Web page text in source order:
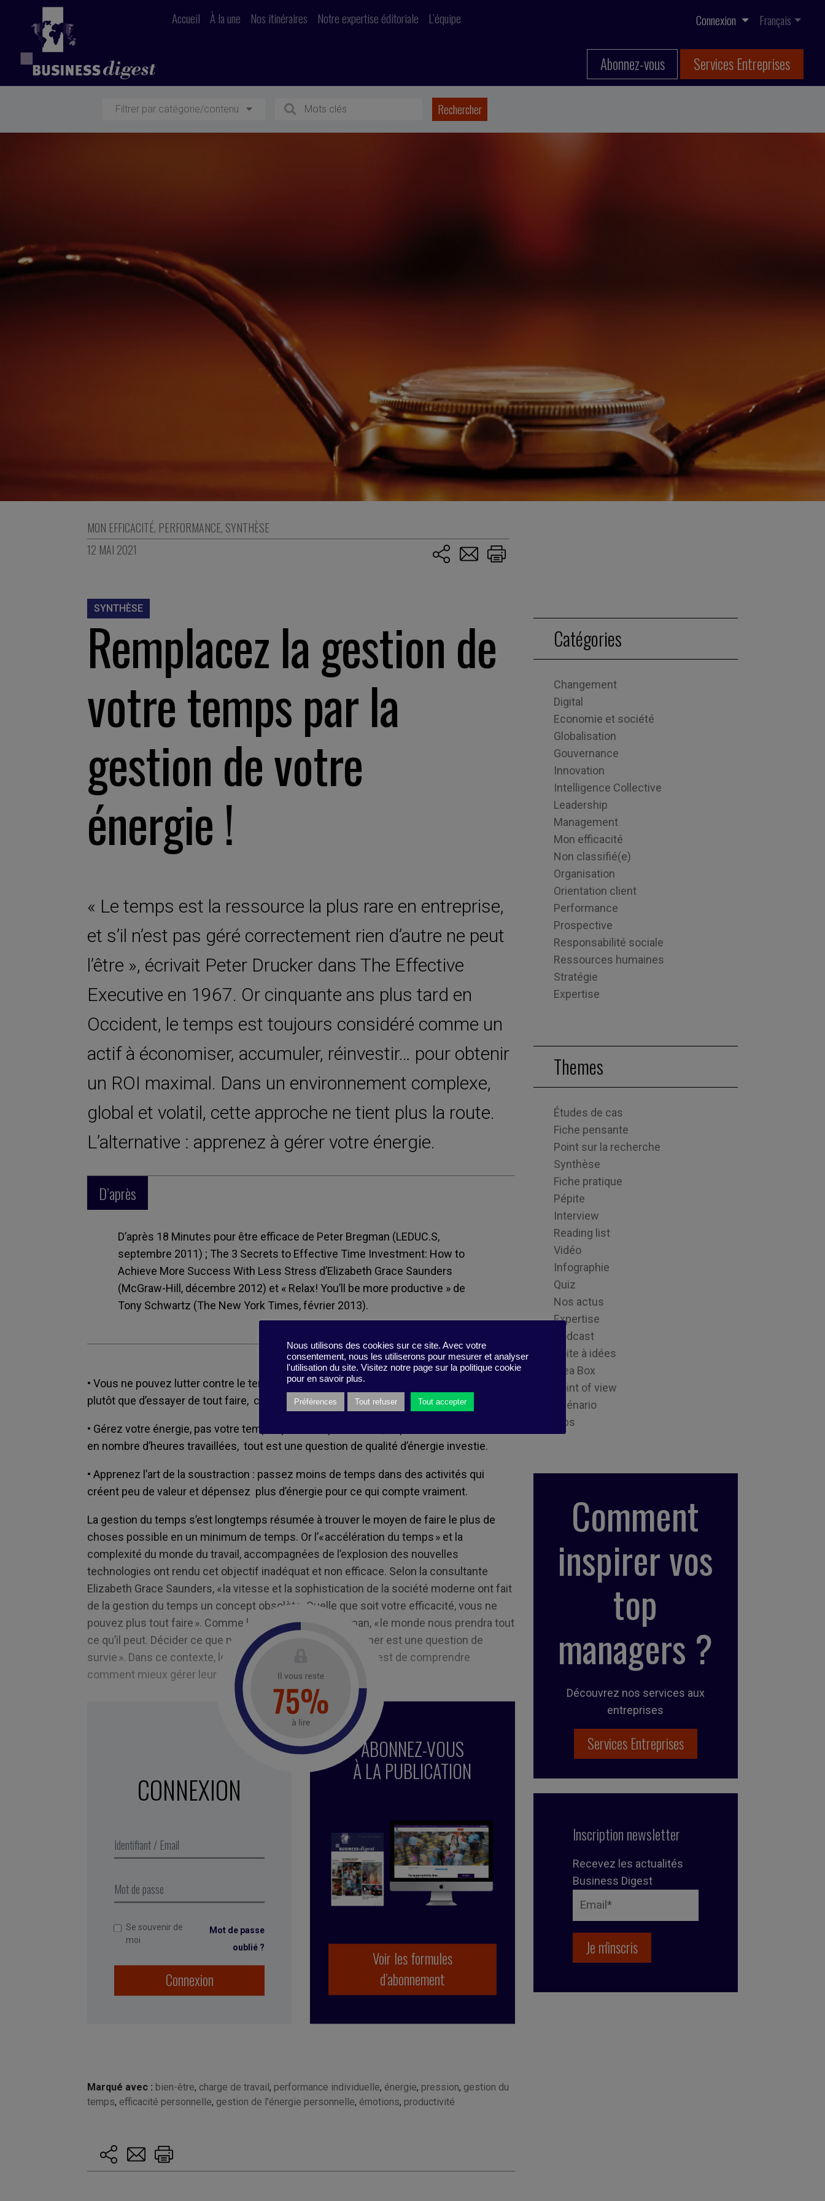
Accueil À la une Nos itinéraires Notre expertise éditoriale L’équipe Connexion Français
Abonnez-vous Services Entreprises
Filtrer par catégorie/contenu
MON EFFICACITÉ, PERFORMANCE, SYNTHÈSE
12 MAI 2021
SYNTHÈSE
Remplacez la gestion de
votre temps par la
gestion de votre
énergie !
« Le temps est la ressource la plus rare en entreprise,
et s’il n’est pas géré correctement rien d’autre ne peut
l’être », écrivait Peter Drucker dans The Effective
Executive en 1967. Or cinquante ans plus tard en
Occident, le temps est toujours considéré comme un
actif à économiser, accumuler, réinvestir… pour obtenir
un ROI maximal. Dans un environnement complexe,
global et volatil, cette approche ne tient plus la route.
L’alternative : apprenez à gérer votre énergie.
D’après
D’après 18 Minutes pour être efficace de Peter Bregman (LEDUC.S,
septembre 2011) ; The 3 Secrets to Effective Time Investment: How to
Achieve More Success With Less Stress d’Elizabeth Grace Saunders
(McGraw-Hill, décembre 2012) et « Relax! You’ll be more productive » de
Tony Schwartz (The New York Times, février 2013).
• Vous ne pouvez lutter contre le temps : dans un environnement de travail exigeant,
plutôt que d’essayer de tout faire, choisissez soigneusement vos batailles.
• Gérez votre énergie, pas votre temps : pour être performant, impossible de raisonner
en nombre d’heures travaillées, tout est une question de qualité d’énergie investie.
• Apprenez l’art de la soustraction : passez moins de temps dans des activités qui
créent peu de valeur et dépensez plus d’énergie pour ce qui compte vraiment.
La gestion du temps s’est longtemps résumée à trouver le moyen de faire le plus de
choses possible en un minimum de temps. Or l’« accélération du temps » et la
complexité du monde du travail, accompagnées de l’explosion des nouvelles
technologies ont rendu cet objectif inadéquat et non efficace. Selon la consultante
Elizabeth Grace Saunders, « la vitesse et la sophistication de la société moderne ont fait
de la gestion du temps un concept obsolète. Quelle que soit votre efficacité, vous ne
pouvez plus tout faire ». Comme le précise Peter Bergman, « le monde nous prendra tout
ce qu’il peut. Décider ce que nous sommes prêts à lui donner est une question de
survie ». Dans ce contexte, le nouvel objectif des décideurs est de comprendre
comment mieux gérer leur énergie, pas leur temps.
CONNEXION
Se souvenir de
moi
Mot de passe
oublié ?
Connexion
ABONNEZ-VOUS
À LA PUBLICATION
Voir les formules
d’abonnement
Marqué avec : bien-être, charge de travail , performance individuelle, énergie, pression, gestion du
temps, efficacité personnelle, gestion de l’énergie personnelle, émotions, productivité
Catégories
Changement
Digital
Economie et société
Globalisation
Gouvernance
Innovation
Intelligence Collective
Leadership
Management
Mon efficacité
Non classifié(e)
Organisation
Orientation client
Performance
Prospective
Responsabilité sociale
Ressources humaines
Stratégie
Expertise
Themes
Études de cas
Fiche pensante
Point sur la recherche
Synthèse
Fiche pratique
Pépite
Interview
Reading list
Vidéo
Infographie
Quiz
Nos actus
Expertise
Podcast
Boite à idées
Idea Box
Point of view
Scénario
Tips
Comment
inspirer vos
top
managers ?
Découvrez nos services aux
entreprises
Services Entreprises
Inscription newsletter
Recevez les actualités
Business Digest
Nous utilisons des cookies sur ce site. Avec votre
consentement, nous les utiliserons pour mesurer et analyser
l'utilisation du site. Visitez notre page sur la politique cookie
pour en savoir plus.
Préférences Tout refuser Tout accepter